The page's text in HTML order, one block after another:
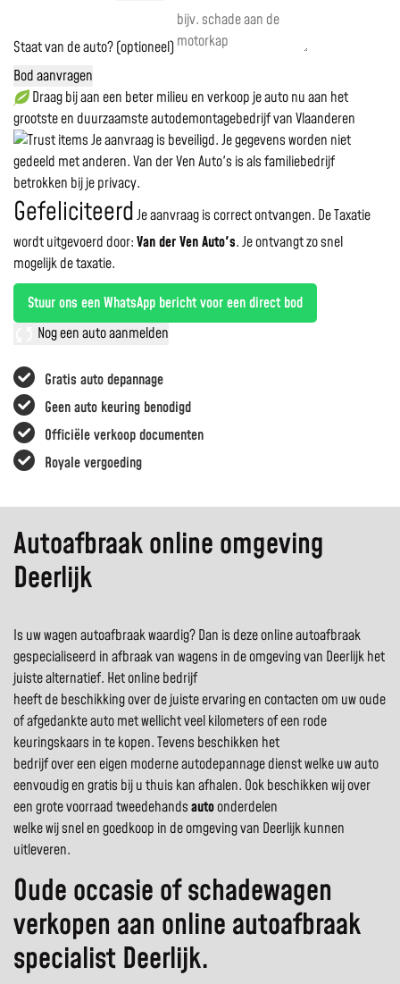
Gratis auto depannage
Geen auto keuring benodigd
Officiële verkoop documenten
Royale vergoeding
Staat van de auto? (optioneel)
Bod aanvragen
Draag bij aan een beter milieu en verkoop je auto nu aan het
grootste en duurzaamste autodemontagebedrijf van Vlaanderen
Je aanvraag is beveiligd. Je gegevens worden niet
gedeeld met anderen. Van der Ven Auto's is als familiebedrijf
betrokken bij je privacy.
GefeliciteerdJe aanvraag is correct ontvangen. De Taxatie
wordt uitgevoerd door:Van der Ven Auto's.Je ontvangt zo snel
mogelijk de taxatie.
Stuur ons een WhatsApp bericht voor een direct bod
Nog een auto aanmelden
Autoafbraak online omgeving
Deerlijk
Is uw wagen autoafbraak waardig? Dan is deze online autoafbraak
gespecialiseerd in afbraak van wagens in de omgeving van Deerlijk het
juiste alternatief. Het online bedrijf
heeft de beschikking over de juiste ervaring en contacten om uw oude
of afgedankte auto met wellicht veel kilometers of een rode
keuringskaars in te kopen. Tevens beschikken het
bedrijf over een eigen moderne autodepannage dienst welke uw auto
eenvoudig en gratis bij u thuis kan afhalen. Ook beschikken wij over
een grote voorraad tweedehandsautoonderdelen
welke wij snel en goedkoop in de omgeving van Deerlijk kunnen
uitleveren.
Oude occasie of schadewagen
verkopen aan online autoafbraak
specialist Deerlijk.